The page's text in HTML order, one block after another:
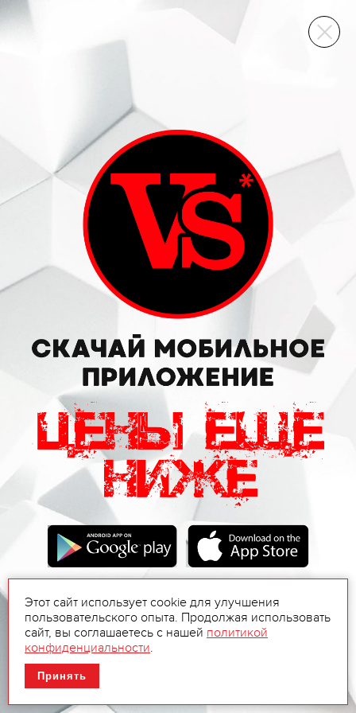
ВИННЫЙ СКЛАД
Этот сайт использует cookie для улучшения
пользовательского опыта. Продолжая использовать
сайт, вы соглашаетесь с нашей политикой
конфиденциальности.
Принять